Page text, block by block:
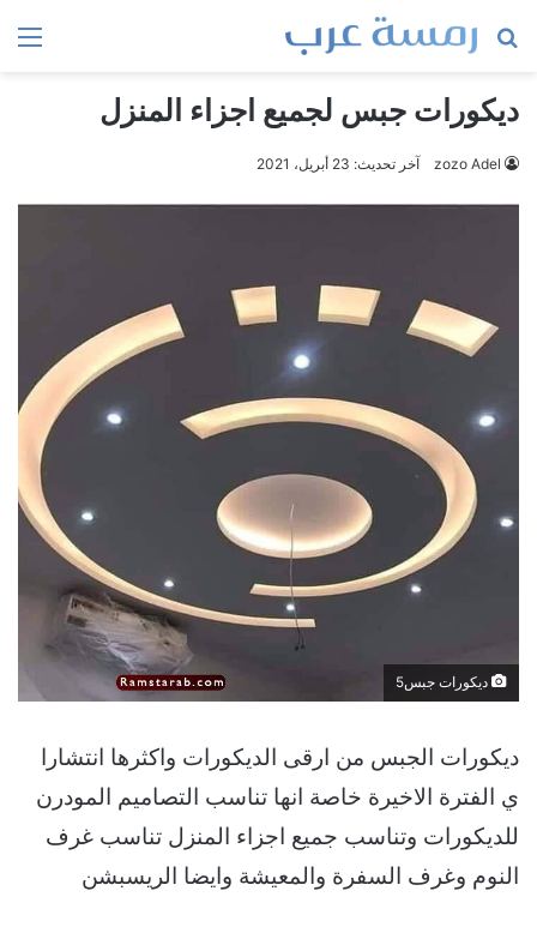
بحث
ديكورات جبس لجميع اجزاء المنزل
zozo Adel آخر تحديث: 23 أبريل، 2021
ديكورات جبس5
ديكورات الجبس من ارقى الديكورات واكثرها انتشارا
ي الفترة الاخيرة خاصة انها تناسب التصاميم المودرن
للديكورات وتناسب جميع اجزاء المنزل تناسب غرف
النوم وغرف السفرة والمعيشة وايضا الريسبشن